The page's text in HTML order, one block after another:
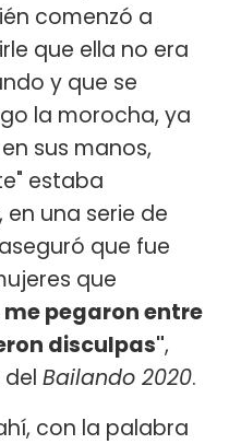
comenzó a
que ella no era
y que se
la morocha, ya
sus manos,
estaba
una serie de
que fue
que
pegaron entre
disculpas",
Bailando 2020.
con la palabra